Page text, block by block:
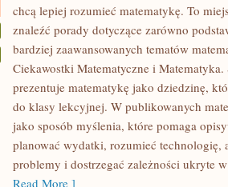
ZABAWY
LICZBAMI
chcą lepiej rozumieć matematykę. To
znaleźć porady dotyczące zarówno
bardziej zaawansowanych tematów
Ciekawostki Matematyczne i
prezentuje matematykę jako dziedzinę,
do klasy lekcyjnej. W publikowanych
jako sposób myślenia, które pomaga
planować wydatki, rozumieć technologię,
problemy i dostrzegać zależności ukryte
Read More ]